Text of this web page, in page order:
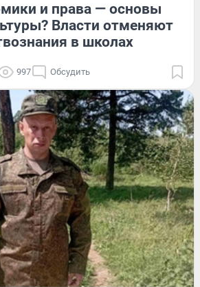
и права — основы
Власти отменяют
в школах
997 Обсудить